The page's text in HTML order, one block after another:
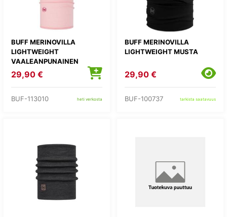
BUFF MERINOVILLA
LIGHTWEIGHT
VAALEANPUNAINEN
29,90 €
BUF-113010 heti verkosta
BUFF MERINOVILLA
LIGHTWEIGHT MUSTA
29,90 €
BUF-100737 tarkista saatavuus